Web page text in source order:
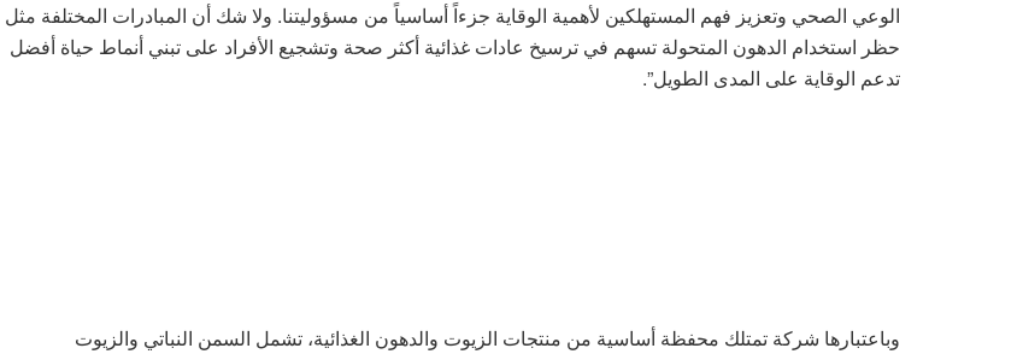
الوعي الصحي وتعزيز فهم المستهلكين لأهمية الوقاية جزءاً أساسياً من مسؤوليتنا. ولا شك أن المبادرات المختلفة مثل
حظر استخدام الدهون المتحولة تسهم في ترسيخ عادات غذائية أكثر صحة وتشجيع الأفراد على تبني أنماط حياة أفضل
تدعم الوقاية على المدى الطويل”.
وباعتبارها شركة تمتلك محفظة أساسية من منتجات الزيوت والدهون الغذائية، تشمل السمن النباتي والزيوت